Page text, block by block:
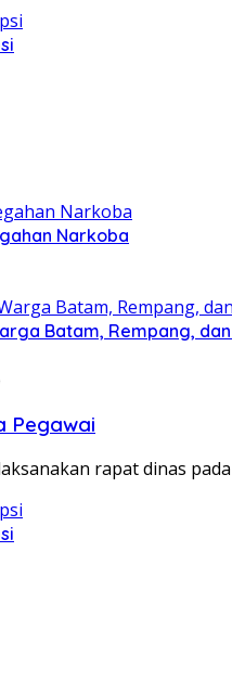
Narkoba
Batam, Rempang,
Pegawai
rapat dinas